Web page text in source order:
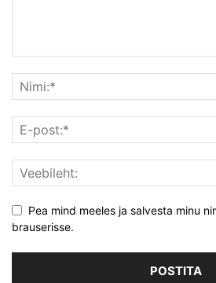
Pea mind meeles ja salvesta minu
brauserisse.